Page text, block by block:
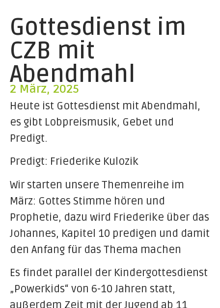
Gottesdienst im
CZB mit
Abendmahl
2 März, 2025
Heute ist Gottesdienst mit Abendmahl,
es gibt Lobpreismusik, Gebet und
Predigt.
Predigt: Friederike Kulozik
Wir starten unsere Themenreihe im
März: Gottes Stimme hören und
Prophetie, dazu wird Friederike über das
Johannes, Kapitel 10 predigen und damit
den Anfang für das Thema machen
Es findet parallel der Kindergottesdienst
„Powerkids“ von 6-10 Jahren statt,
außerdem Zeit mit der Jugend ab 11